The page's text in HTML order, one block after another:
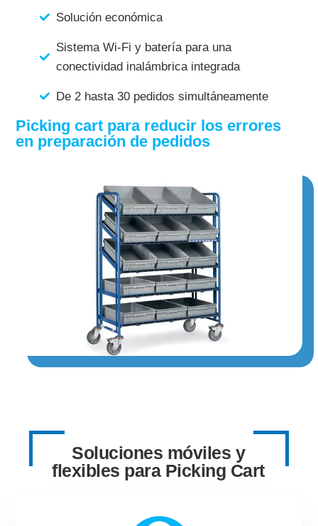
Solución económica
Sistema Wi-Fi y batería para una
conectividad inalámbrica integrada
De 2 hasta 30 pedidos simultáneamente
Picking cart para reducir los errores
en preparación de pedidos
Soluciones móviles y
flexibles para Picking Cart